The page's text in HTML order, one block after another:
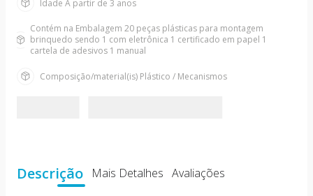
Idade A partir de 3 anos
Contém na Embalagem 20 peças plásticas para montagem
brinquedo sendo 1 com eletrônica 1 certificado em papel 1
cartela de adesivos 1 manual
Composição/material(is) Plástico / Mecanismos
Descrição Mais Detalhes Avaliações
9º
ponei